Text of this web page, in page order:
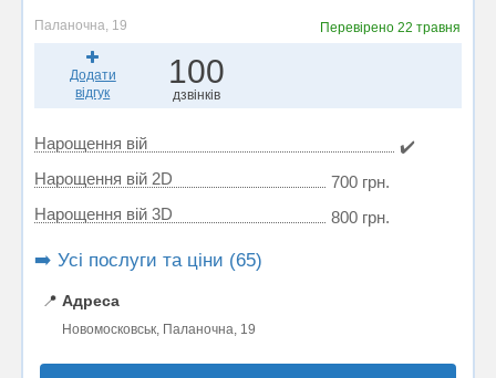
Паланочна, 19 Перевірено22 травня
Додати
відгук
100
дзвінків
Нарощення вій
✔️
Нарощення вій 2D
700 грн.
Нарощення вій 3D
800 грн.
➡️ Усі послуги та ціни (65)
📍 Адреса
Новомосковськ, Паланочна, 19